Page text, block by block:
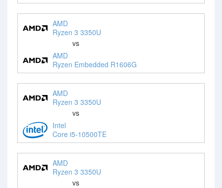
AMD
Ryzen 3 3350U
vs
AMD
Ryzen Embedded R1606G
AMD
Ryzen 3 3350U
vs
Intel
Core i5-10500TE
AMD
Ryzen 3 3350U
vs